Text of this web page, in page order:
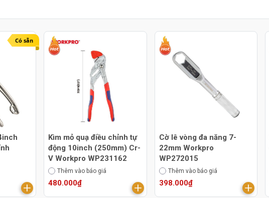
Có sẵn
Kìm mỏ quạ điều chỉnh tự
động 10inch (250mm) Cr-
V Workpro WP231162
Thêm vào báo giá
480.000₫
Cờ lê vòng đa năng 7-
22mm Workpro
WP272015
Thêm vào báo giá
398.000₫